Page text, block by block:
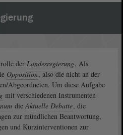
der Landesregierung. Als
Opposition, also die nicht an der
Abgeordneten. Um diese Aufgabe
mit verschiedenen Instrumenten
dieAktuelle Debatte, die
zur mündlichen Beantwortung,
und Kurzinterventionen zur